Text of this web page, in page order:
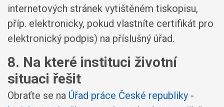
internetových stránek vytištěném tiskopisu,
příp. elektronicky, pokud vlastníte certifikát pro
elektronický podpis) na příslušný úřad.
8. Na které instituci životní
situaci řešit
Obraťte se na Úřad práce České republiky -